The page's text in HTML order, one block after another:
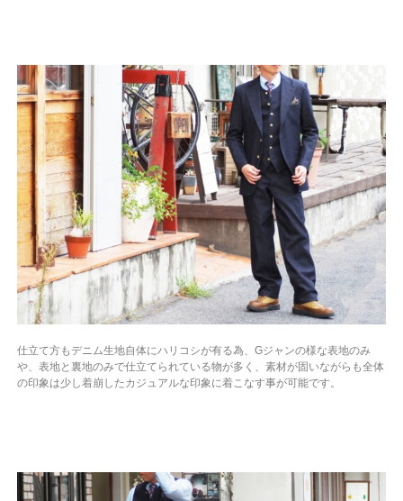
仕立て方もデニム生地自体にハリコシが有る為、Gジャンの様な表地のみ
や、表地と裏地のみで仕立てられている物が多く、素材が固いながらも全体
の印象は少し着崩したカジュアルな印象に着こなす事が可能です。